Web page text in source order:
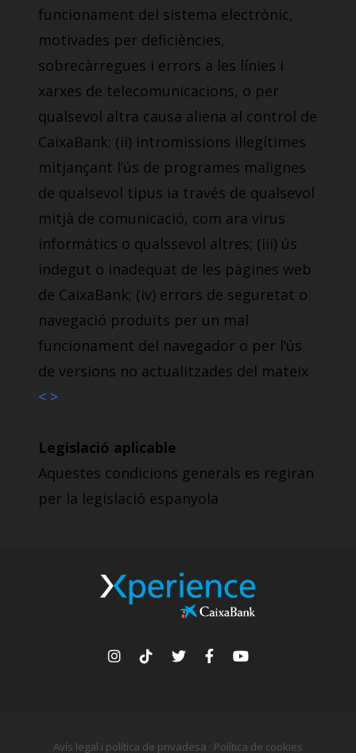
funcionament del sistema electrònic,
motivades per deficiències,
sobrecàrregues i errors a les línies i
xarxes de telecomunicacions, o per
qualsevol altra causa aliena al control de
CaixaBank; (ii) intromissions il·legítimes
mitjançant l’ús de programes malignes
de qualsevol tipus ia través de qualsevol
mitjà de comunicació, com ara virus
informàtics o qualssevol altres; (iii) ús
indegut o inadequat de les pàgines web
de CaixaBank; (iv) errors de seguretat o
navegació produïts per un mal
funcionament del navegador o per l’ús
de versions no actualitzades del mateix
< >
Legislació aplicable
Aquestes condicions generals es regiran
per la legislació espanyola
Avís legal i política de privadesa · Política de cookies